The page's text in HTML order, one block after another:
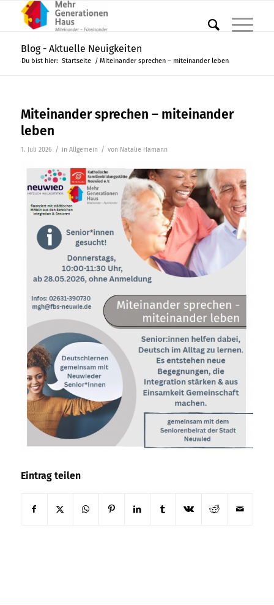
Blog - Aktuelle Neuigkeiten
Du bist hier: Startseite / Miteinander sprechen – miteinander leben
Miteinander sprechen – miteinander
leben
1. Juli 2026 / in Allgemein / von Natalie Hamann
Eintrag teilen